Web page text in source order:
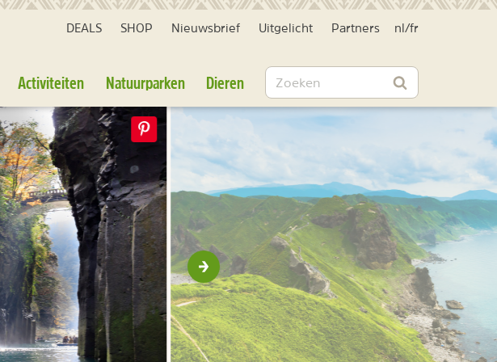
DEALS SHOP Nieuwsbrief Uitgelicht Partners nl /fr
Activiteiten Natuurparken Dieren Zoeken
Zoeken
Volgende